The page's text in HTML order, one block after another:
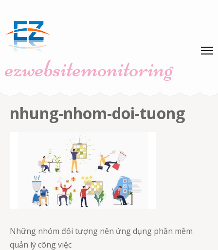
content
(Press
ezwebsitemonitoring
nhung-nhom-doi-tuong
Những nhóm đối tượng nên ứng dụng phần mềm
quản lý công việc